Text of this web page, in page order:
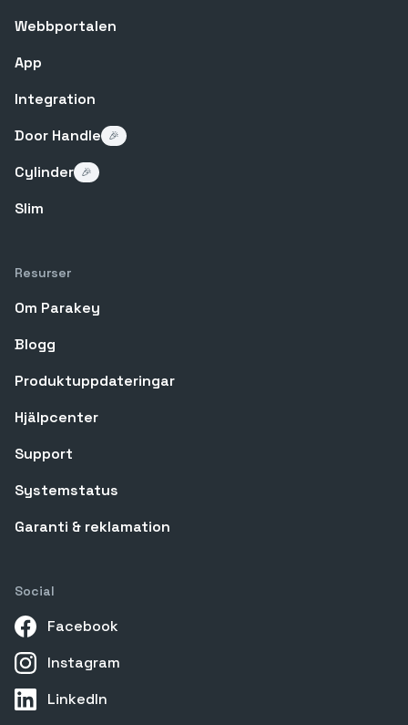
Webbportalen
App
Integration
Door Handle
🎉
Cylinder 🎉
Slim
Resurser
Om Parakey
Blogg
Produktuppdateringar
Hjälpcenter
Support
Systemstatus
Garanti & reklamation
Social
Facebook
Instagram
LinkedIn